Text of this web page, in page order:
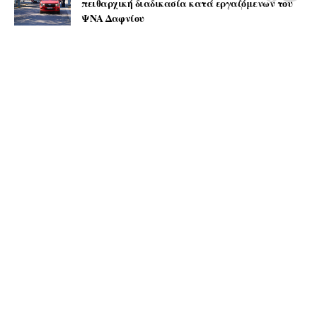
πειθαρχική διαδικασία κατά εργαζόμενων του
ΨΝΑ Δαφνίου